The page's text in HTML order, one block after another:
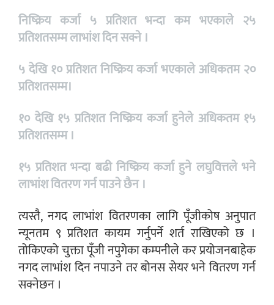
निष्क्रिय कर्जा ५ प्रतिशत भन्दा कम भएकाले २५
प्रतिशतसम्म लाभांश दिन सक्ने ।
५ देखि १० प्रतिशत निष्क्रिय कर्जा भएकाले अधिकतम २०
प्रतिशतसम्म।
१० देखि १५ प्रतिशत निष्क्रिय कर्जा हुनेले अधिकतम १५
प्रतिशतसम्म ।
१५ प्रतिशत भन्दा बढी निष्क्रिय कर्जा हुने लघुवित्तले भने
लाभांश वितरण गर्न पाउने छैन ।
त्यस्तै, नगद लाभांश वितरणका लागि पूँजीकोष अनुपात
न्यूनतम ९ प्रतिशत कायम गर्नुपर्ने शर्त राखिएको छ ।
तोकिएको चुक्ता पूँजी नपुगेका कम्पनीले कर प्रयोजनबाहेक
नगद लाभांश दिन नपाउने तर बोनस सेयर भने वितरण गर्न
सक्नेछन ।